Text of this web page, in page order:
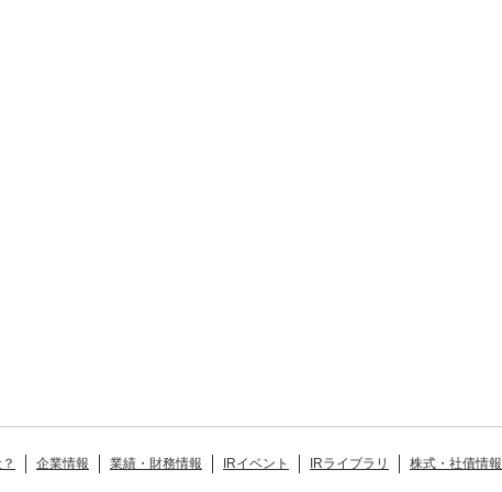
企業情報 業績・財務情報 IRイベント IRライブラリ 株式・社債情報